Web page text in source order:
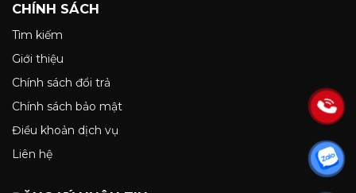
CHÍNH SÁCH
Tìm kiếm
Giới thiệu
Chính sách đổi trả
Chính sách bảo mật
Điều khoản dịch vụ
Liên hệ